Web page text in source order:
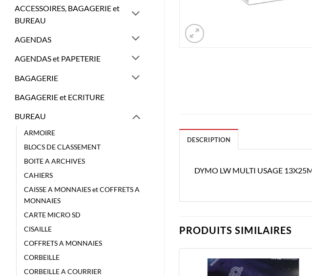
ACCESSOIRES, BAGAGERIE et
BUREAU
AGENDAS
AGENDAS et PAPETERIE
BAGAGERIE
BAGAGERIE et ECRITURE
BUREAU
ARMOIRE
BLOCS DE CLASSEMENT
BOITE A ARCHIVES
CAHIERS
CAISSE A MONNAIES et COFFRETS A
MONNAIES
CARTE MICRO SD
CISAILLE
COFFRETS A MONNAIES
CORBEILLE
CORBEILLE A COURRIER
DESCRIPTION
DYMO LW MULTI USAGE
PRODUITS SIMILAIRES